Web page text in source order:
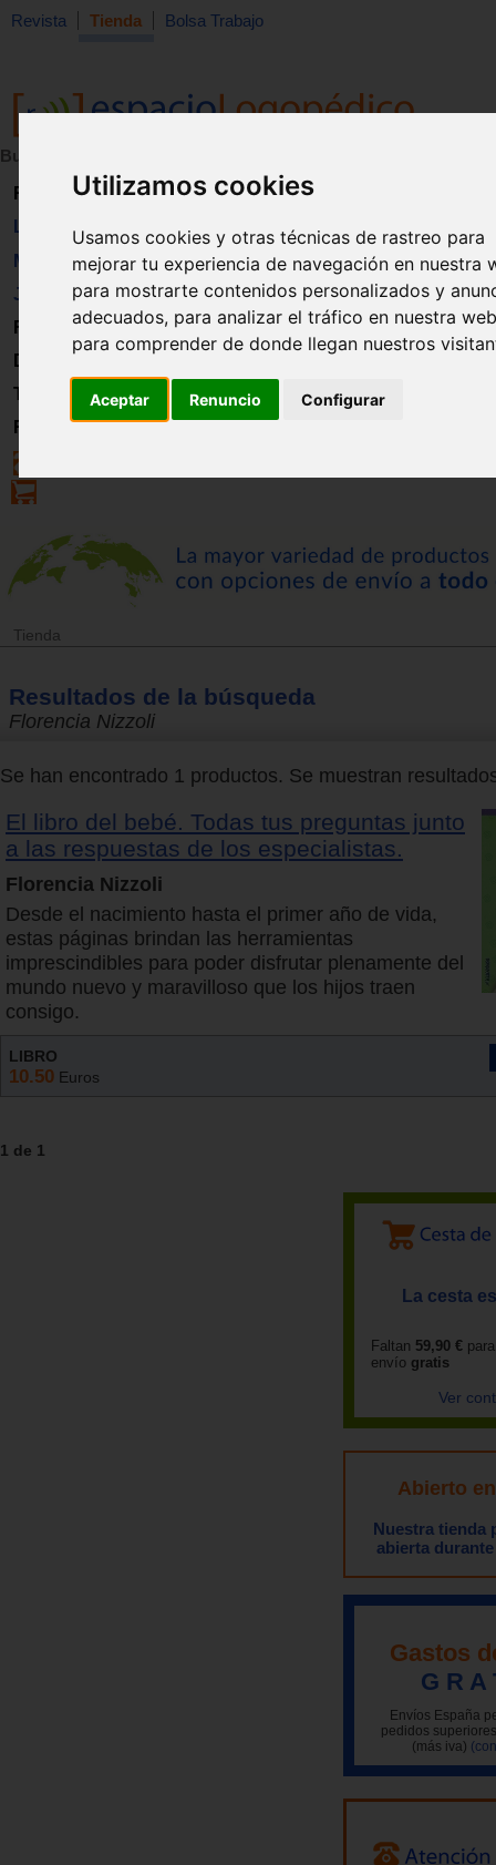
Utilizamos cookies
Usamos cookies y otras técnicas de rastreo para
mejorar tu experiencia de navegación en nuestra
para mostrarte contenidos personalizados y
adecuados, para analizar el tráfico en nuestra
para comprender de donde llegan nuestros
Aceptar Renuncio Configurar
Revista Tienda Bolsa Trabajo
Buscar:
Revista
Libros
Material
Juguetes
Formación
Directorio
Trabajo
Registro
Tienda
Resultados de la búsqueda
Florencia Nizzoli
Se han encontrado 1 productos. Se muestran
El libro del bebé. Todas tus preguntas junto
a las respuestas de los especialistas.
Florencia Nizzoli
Desde el nacimiento hasta el primer año de vida,
estas páginas brindan las herramientas
imprescindibles para poder disfrutar plenamente del
mundo nuevo y maravilloso que los hijos traen
consigo.
LIBRO
10.50 Euros
1 de 1
La cesta
Faltan 59,90 €
envío gratis
Ver
Abierto
Nuestra tienda
abierta
Gastos
G R A
Envíos España
pedidos
(más iva)